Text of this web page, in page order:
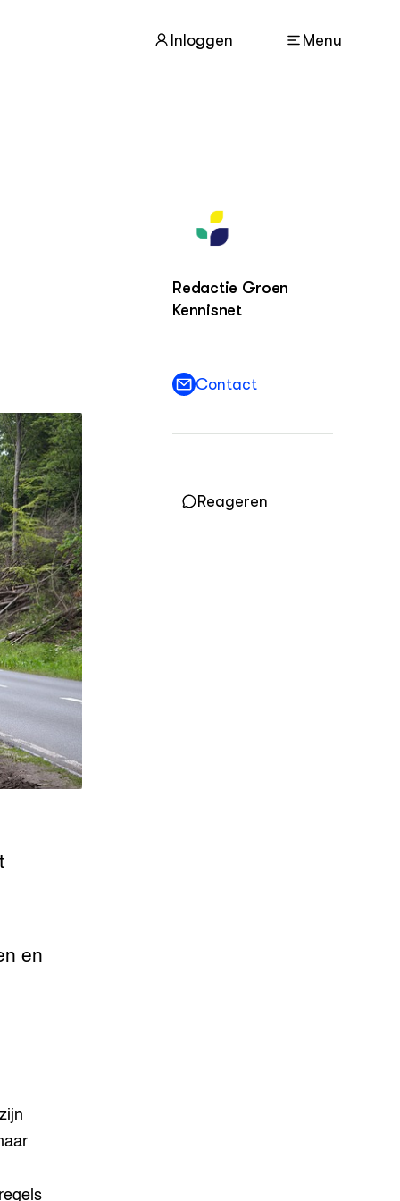
Inloggen Menu
OVER
Over DWW
Contact
en
Redactie Groen
Kennisnet
Contact
Reageren